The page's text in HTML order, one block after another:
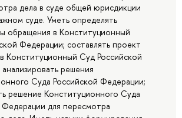
дела в суде общей юрисдикции
суде. Уметь определять
обращения в Конституционный
Федерации; составлять проект
Конституционный Суд Российской
решения
Суда Российской Федерации;
решение Конституционного Суда
Федерации для пересмотра